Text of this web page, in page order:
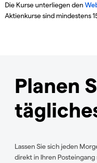
Die Kurse unterliegen den
Aktienkurse sind mindestens
Planen
Lassen Sie sich jeden
direkt in Ihren